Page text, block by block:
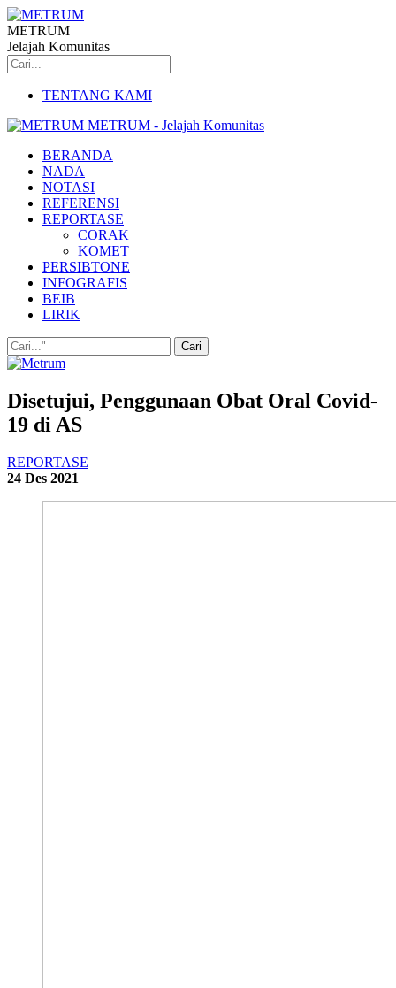
METRUM
Jelajah Komunitas
TENTANG KAMI
METRUM - Jelajah Komunitas
BERANDA
NADA
NOTASI
REFERENSI
REPORTASE
CORAK
KOMET
PERSIBTONE
INFOGRAFIS
BEIB
LIRIK
Disetujui, Penggunaan Obat Oral Covid-
19 di AS
REPORTASE
24 Des 2021